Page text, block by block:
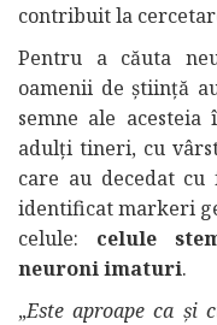
contribuit la
Pentru a căuta
oamenii de știință
semne ale
adulți tineri, cu
care au decedat
identificat markeri
celule: celule
neuroni imaturi.
„Este aproape ca și